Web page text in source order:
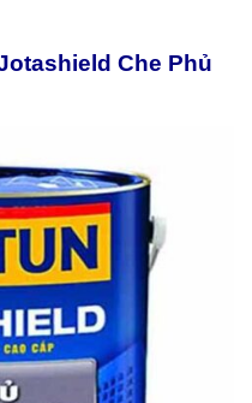
Che Phủ